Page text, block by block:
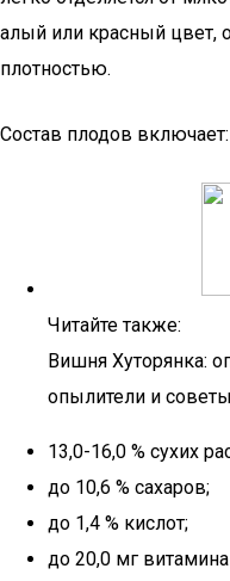
алый или красный цвет,
плотностью.
Состав плодов включает:
Читайте также:
Вишня Хуторянка:
опылители и
13,0-16,0 % сухих
до 10,6 % сахаров;
до 1,4 % кислот;
до 20,0 мг витамина